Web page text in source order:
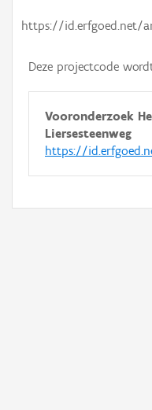
https://id.erfgoed.net/
Deze projectcode
Vooronderzoek
Liersesteenweg
https://